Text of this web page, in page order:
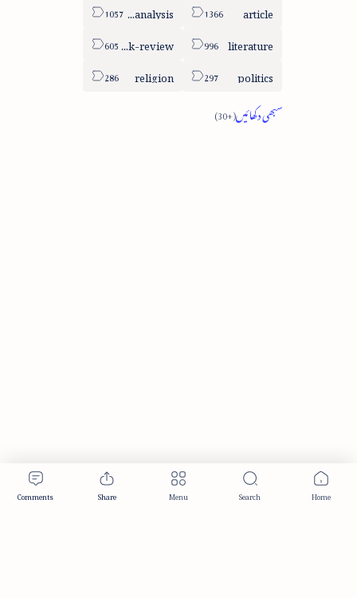
article
column-analysis
literature
book-review
politics
religion